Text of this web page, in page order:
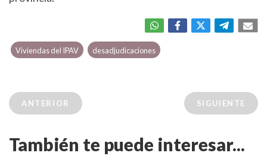
Viviendas del IPAV desadjudicaciones
ANTERIOR SIGUIENTE
También te puede interesar...